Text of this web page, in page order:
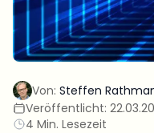
Von: Steffen
Veröffentlicht:
4 Min. Lesezeit